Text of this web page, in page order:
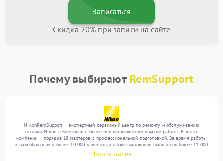
Записаться
Скидка 20% при записи на сайте
Почему выбираютRemSupport
NikonRemSupport — экспертный сервисный центр по ремонту и обслуживанию
техники Nikon в Кемерово с более чем десятилетним опытом работы. В штате
компании — порядка 18 мастеров с профессиональной подготовкой. За время работы
к нам обратились более 10 000 клиентов, а также выполнено выполнено более 12 000
ремонтов. Ежемесячно в сервисный центр поступает более 300 обращений, включая , ,
. Мы работаем с широким спектром неисправностей и предлагаем стабильный
Читать далее